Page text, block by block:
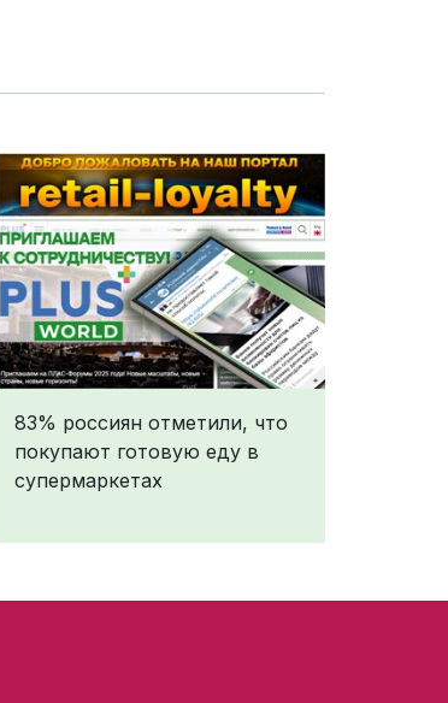
83% россиян отметили, что
покупают готовую еду в
супермаркетах